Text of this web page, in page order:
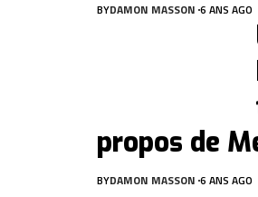
BYDAMON MASSON 6 ANS AGO
propos de
BYDAMON MASSON 6 ANS AGO